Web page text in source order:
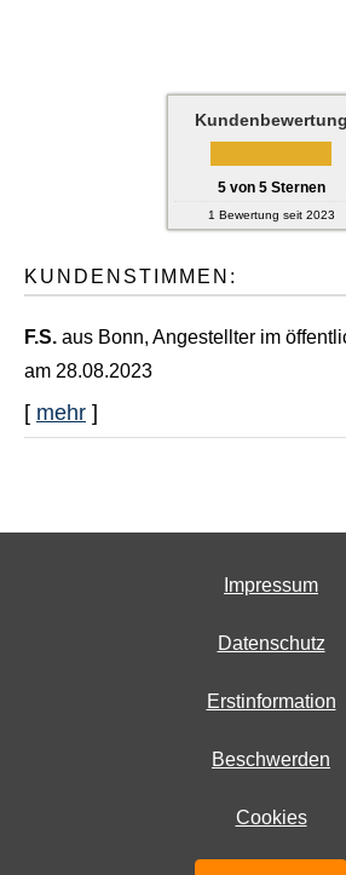
Kundenbewertung
5von 5Sternen
1 Bewertung seit 2023
KUNDENSTIMMEN:
F.S. aus Bonn, Angestellter im
am 28.08.2023
[ mehr ]
Impressum
Datenschutz
Erstinformation
Beschwerden
Cookies